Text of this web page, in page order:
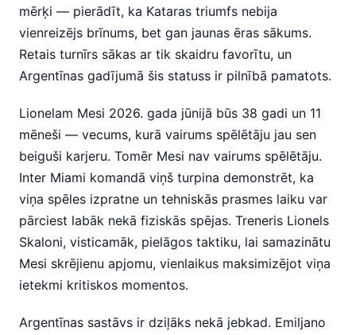
mērķi — pierādīt, ka Kataras triumfs nebija
vienreizējs brīnums, bet gan jaunas ēras sākums.
Retais turnīrs sākas ar tik skaidru favorītu, un
Argentīnas gadījumā šis statuss ir pilnībā pamatots.
Lionelam Mesi 2026. gada jūnijā būs 38 gadi un 11
mēneši — vecums, kurā vairums spēlētāju jau sen
beiguši karjeru. Tomēr Mesi nav vairums spēlētāju.
Inter Miami komandā viņš turpina demonstrēt, ka
viņa spēles izpratne un tehniskās prasmes laiku var
pārciest labāk nekā fiziskās spējas. Treneris Lionels
Skaloni, visticamāk, pielāgos taktiku, lai samazinātu
Mesi skrējienu apjomu, vienlaikus maksimizējot viņa
ietekmi kritiskos momentos.
Argentīnas sastāvs ir dziļāks nekā jebkad. Emiljano